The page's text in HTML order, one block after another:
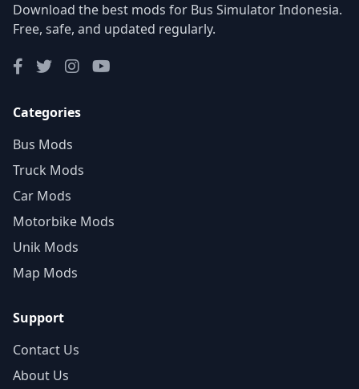
Download the best mods for Bus Simulator Indonesia.
Free, safe, and updated regularly.
Categories
Bus Mods
Truck Mods
Car Mods
Motorbike Mods
Unik Mods
Map Mods
Support
Contact Us
About Us